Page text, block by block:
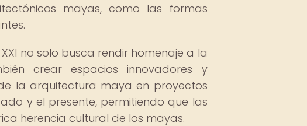
mayas, como las formas
no solo busca rendir homenaje a la
crear espacios innovadores y
la arquitectura maya en proyectos
y el presente, permitiendo que las
herencia cultural de los mayas.